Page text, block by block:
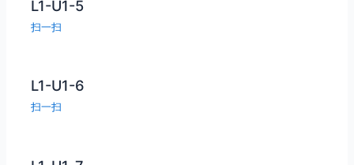
L1-U1-5
扫一扫
L1-U1-6
扫一扫